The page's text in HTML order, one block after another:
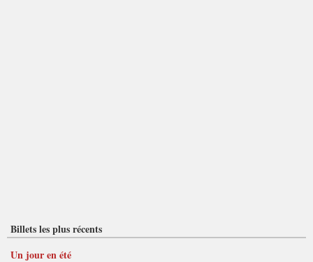
Billets les plus récents
Un jour en été